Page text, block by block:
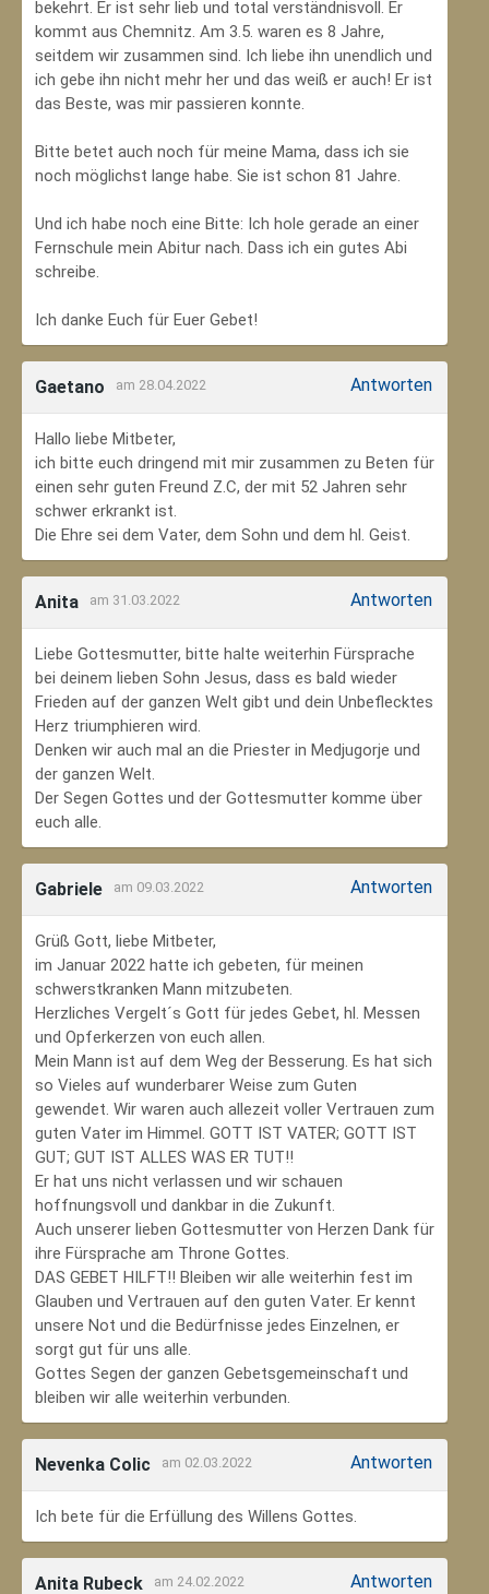
bekehrt. Er ist sehr lieb und total verständnisvoll. Er
kommt aus Chemnitz. Am 3.5. waren es 8 Jahre,
seitdem wir zusammen sind. Ich liebe ihn unendlich und
ich gebe ihn nicht mehr her und das weiß er auch! Er ist
das Beste, was mir passieren konnte.
Bitte betet auch noch für meine Mama, dass ich sie
noch möglichst lange habe. Sie ist schon 81 Jahre.
Und ich habe noch eine Bitte: Ich hole gerade an einer
Fernschule mein Abitur nach. Dass ich ein gutes Abi
schreibe.
Ich danke Euch für Euer Gebet!
Gaetano am 28.04.2022 Antworten
Hallo liebe Mitbeter,
ich bitte euch dringend mit mir zusammen zu Beten für
einen sehr guten Freund Z.C, der mit 52 Jahren sehr
schwer erkrankt ist.
Die Ehre sei dem Vater, dem Sohn und dem hl. Geist.
Anita am 31.03.2022 Antworten
Liebe Gottesmutter, bitte halte weiterhin Fürsprache
bei deinem lieben Sohn Jesus, dass es bald wieder
Frieden auf der ganzen Welt gibt und dein Unbeflecktes
Herz triumphieren wird.
Denken wir auch mal an die Priester in Medjugorje und
der ganzen Welt.
Der Segen Gottes und der Gottesmutter komme über
euch alle.
Gabriele am 09.03.2022 Antworten
Grüß Gott, liebe Mitbeter,
im Januar 2022 hatte ich gebeten, für meinen
schwerstkranken Mann mitzubeten.
Herzliches Vergelt´s Gott für jedes Gebet, hl. Messen
und Opferkerzen von euch allen.
Mein Mann ist auf dem Weg der Besserung. Es hat sich
so Vieles auf wunderbarer Weise zum Guten
gewendet. Wir waren auch allezeit voller Vertrauen zum
guten Vater im Himmel. GOTT IST VATER; GOTT IST
GUT; GUT IST ALLES WAS ER TUT!!
Er hat uns nicht verlassen und wir schauen
hoffnungsvoll und dankbar in die Zukunft.
Auch unserer lieben Gottesmutter von Herzen Dank für
ihre Fürsprache am Throne Gottes.
DAS GEBET HILFT!! Bleiben wir alle weiterhin fest im
Glauben und Vertrauen auf den guten Vater. Er kennt
unsere Not und die Bedürfnisse jedes Einzelnen, er
sorgt gut für uns alle.
Gottes Segen der ganzen Gebetsgemeinschaft und
bleiben wir alle weiterhin verbunden.
Nevenka Colic am 02.03.2022 Antworten
Ich bete für die Erfüllung des Willens Gottes.
Anita Rubeck am 24.02.2022 Antworten